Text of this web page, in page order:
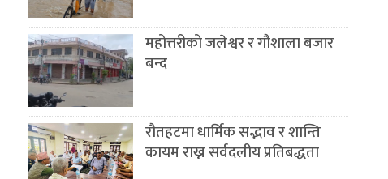
महोत्तरीको जलेश्वर र गौशाला बजार
बन्द
रौतहटमा धार्मिक सद्भाव र शान्ति
कायम राख्न सर्वदलीय प्रतिबद्धता